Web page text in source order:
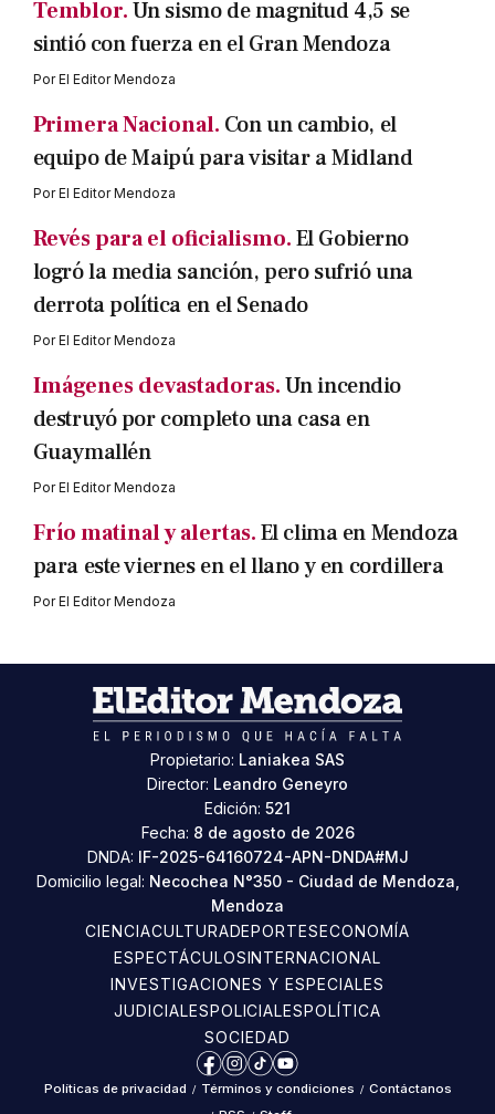
Temblor.Un sismo de magnitud 4,5 se
sintió con fuerza en el Gran Mendoza
PorEl Editor Mendoza
Primera Nacional. Con un cambio, el
equipo de Maipú para visitar a Midland
PorEl Editor Mendoza
Revés para el oficialismo.El Gobierno
logró la media sanción, pero sufrió una
derrota política en el Senado
PorEl Editor Mendoza
Imágenes devastadoras.Un incendio
destruyó por completo una casa en
Guaymallén
PorEl Editor Mendoza
Frío matinal y alertas.El clima en Mendoza
para este viernes en el llano y en cordillera
PorEl Editor Mendoza
Propietario: Laniakea SAS
Director: Leandro Geneyro
Edición: 521
Fecha: 8 de agosto de 2026
DNDA: IF-2025-64160724-APN-DNDA#MJ
Domicilio legal: Necochea N°350 - Ciudad de Mendoza,
Mendoza
CIENCIACULTURADEPORTESECONOMÍA
ESPECTÁCULOSINTERNACIONAL
INVESTIGACIONES Y ESPECIALES
JUDICIALESPOLICIALESPOLÍTICA
SOCIEDAD
Facebook
Instagram
TikTokYouTube
Políticas de privacidad / Términos y condiciones / Contáctanos